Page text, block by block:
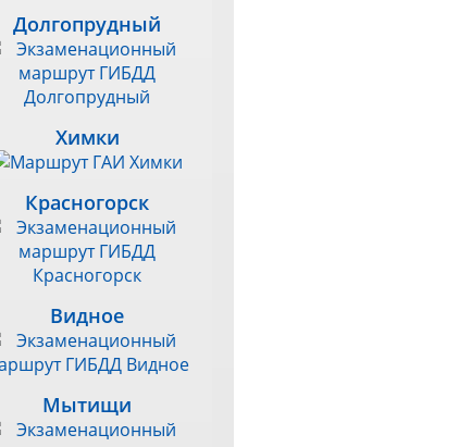
Долгопрудный
Химки
Красногорск
Видное
Мытищи